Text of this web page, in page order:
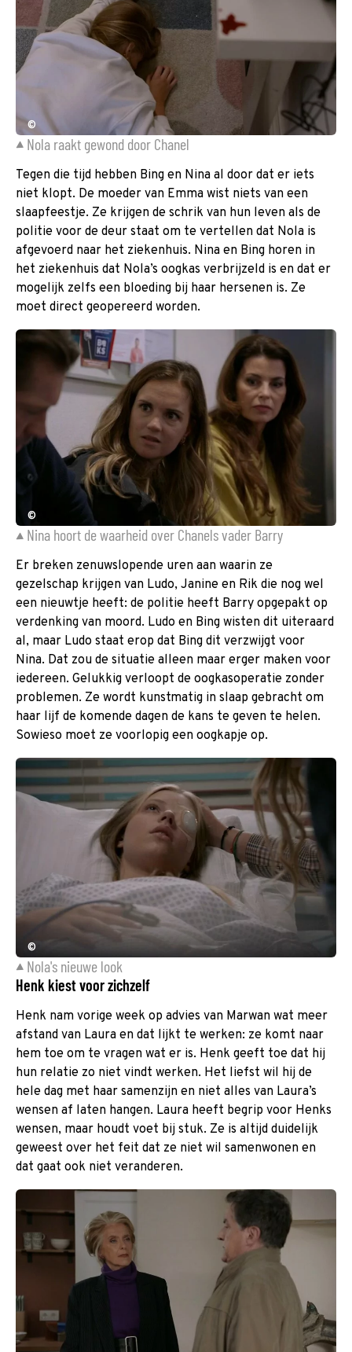
©
Nola raakt gewond door Chanel
Tegen die tijd hebben Bing en Nina al door dat er iets
niet klopt. De moeder van Emma wist niets van een
slaapfeestje. Ze krijgen de schrik van hun leven als de
politie voor de deur staat om te vertellen dat Nola is
afgevoerd naar het ziekenhuis. Nina en Bing horen in
het ziekenhuis dat Nola’s oogkas verbrijzeld is en dat er
mogelijk zelfs een bloeding bij haar hersenen is. Ze
moet direct geopereerd worden.
©
Nina hoort de waarheid over Chanels vader Barry
Er breken zenuwslopende uren aan waarin ze
gezelschap krijgen van Ludo, Janine en Rik die nog wel
een nieuwtje heeft: de politie heeft Barry opgepakt op
verdenking van moord. Ludo en Bing wisten dit uiteraard
al, maar Ludo staat erop dat Bing dit verzwijgt voor
Nina. Dat zou de situatie alleen maar erger maken voor
iedereen. Gelukkig verloopt de oogkasoperatie zonder
problemen. Ze wordt kunstmatig in slaap gebracht om
haar lijf de komende dagen de kans te geven te helen.
Sowieso moet ze voorlopig een oogkapje op.
©
Nola's nieuwe look
Henk kiest voor zichzelf
Henk nam vorige week op advies van Marwan wat meer
afstand van Laura en dat lijkt te werken: ze komt naar
hem toe om te vragen wat er is. Henk geeft toe dat hij
hun relatie zo niet vindt werken. Het liefst wil hij de
hele dag met haar samenzijn en niet alles van Laura’s
wensen af laten hangen. Laura heeft begrip voor Henks
wensen, maar houdt voet bij stuk. Ze is altijd duidelijk
geweest over het feit dat ze niet wil samenwonen en
dat gaat ook niet veranderen.